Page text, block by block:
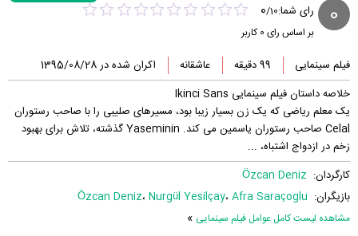
0 رای شما: 0/10
بر اساس رای 0کاربر
فیلم سینمایی 99 دقیقه عاشقانه
اکران شده در 1395/08/28
خلاصه داستان فیلم سینمایی Ikinci Sans
یک معلم ریاضی که یک زن بسیار زیبا بود، مسیرهای صلیبی را با صاحب رستوران
Celal صاحب رستوران یاسمین می کند. Yaseminin گذشته، تلاش برای بهبود
زخم در ازدواج اشتباه، ...
کارگردان: Özcan Deniz
بازیگران:
Özcan Deniz، Nurgül Yesilçay، Afra Saraçoglu
مشاهده لیست کامل عوامل فیلم سینمایی »